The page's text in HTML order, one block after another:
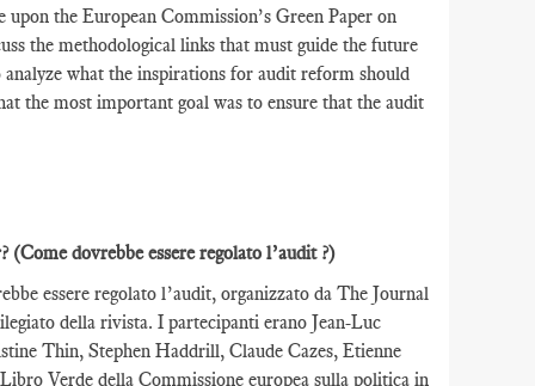
the European Commission’s Green Paper on
the methodological links that must guide the future
what the inspirations for audit reform should
the most important goal was to ensure that the audit
(Come dovrebbe essere regolato l’audit ?)
essere regolato l’audit, organizzato da The Journal
della rivista. I partecipanti erano Jean-Luc
Thin, Stephen Haddrill, Claude Cazes, Etienne
Verde della Commissione europea sulla politica in